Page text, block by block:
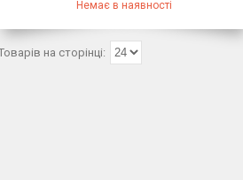
Немає в наявності